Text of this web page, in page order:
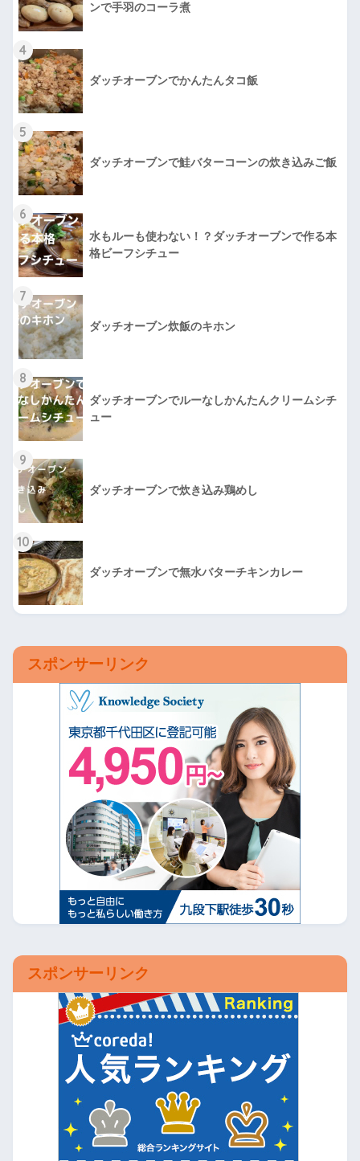
ンで手羽のコーラ煮
4
ダッチオーブンでかんたんタコ飯
5
ダッチオーブンで鮭バターコーンの炊き込みご飯
6
水もルーも使わない！？ダッチオーブンで作る本
格ビーフシチュー
7
ダッチオーブン炊飯のキホン
8
ダッチオーブンでルーなしかんたんクリームシチ
ュー
9
ダッチオーブンで炊き込み鶏めし
10
ダッチオーブンで無水バターチキンカレー
スポンサーリンク
スポンサーリンク